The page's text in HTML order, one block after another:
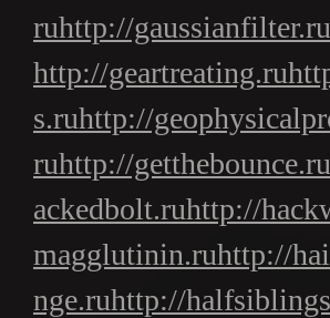
ruhttp://gaussianfilter.ru
http://geartreating.ru
s.ruhttp://
ruhttp://getthebounce.ru
ackedbolt.ruhttp://
magglutinin.ruhttp://
nge.ruhttp://